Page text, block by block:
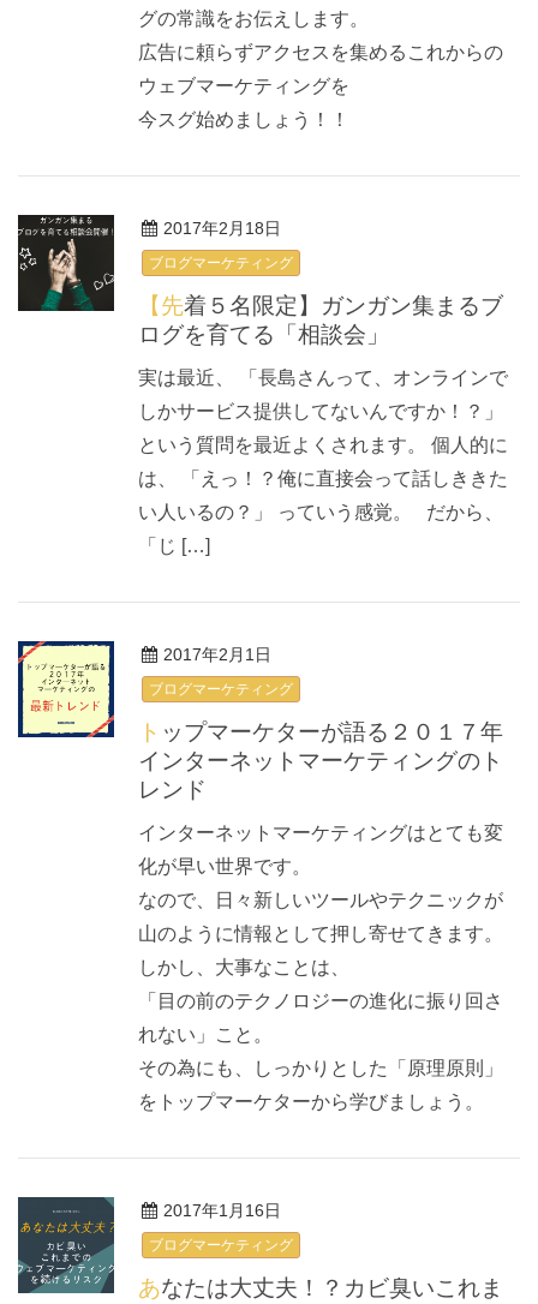
グの常識をお伝えします。
広告に頼らずアクセスを集めるこれからの
ウェブマーケティングを
今スグ始めましょう！！
2017年2月18日
ブログマーケティング
【先着５名限定】ガンガン集まるブ
ログを育てる「相談会」
実は最近、 「長島さんって、オンラインで
しかサービス提供してないんですか！？」
という質問を最近よくされます。 個人的に
は、 「えっ！？俺に直接会って話しききた
い人いるの？」 っていう感覚。 だから、
「じ […]
2017年2月1日
ブログマーケティング
トップマーケターが語る２０１７年
インターネットマーケティングのト
レンド
インターネットマーケティングはとても変
化が早い世界です。
なので、日々新しいツールやテクニックが
山のように情報として押し寄せてきます。
しかし、大事なことは、
「目の前のテクノロジーの進化に振り回さ
れない」こと。
その為にも、しっかりとした「原理原則」
をトップマーケターから学びましょう。
2017年1月16日
ブログマーケティング
あなたは大丈夫！？カビ臭いこれま